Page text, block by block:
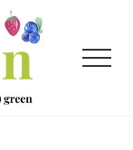
Menu